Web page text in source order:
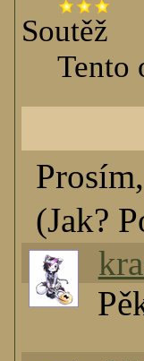
Soutěž
Tento
(Jak?